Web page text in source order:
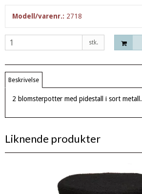
Modell/varenr.: 2718
stk.
Beskrivelse
2 blomsterpotter med pidestall i sort metall.
Liknende produkter